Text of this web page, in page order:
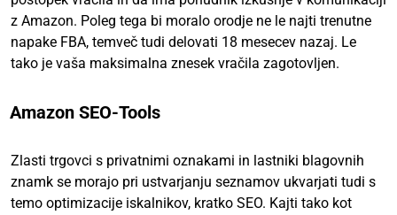
z Amazon. Poleg tega bi moralo orodje ne le najti trenutne
napake FBA, temveč tudi delovati 18 mesecev nazaj. Le
tako je vaša maksimalna znesek vračila zagotovljen.
Amazon SEO-Tools
Zlasti trgovci s privatnimi oznakami in lastniki blagovnih
znamk se morajo pri ustvarjanju seznamov ukvarjati tudi s
temo optimizacije iskalnikov, kratko SEO. Kajti tako kot